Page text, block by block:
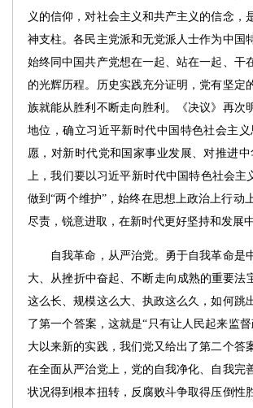
义的信仰，对社会主义和共产主义的信念
神支柱。各民主党派和无党派人士作为中国
始终同中国共产党想在一起、站在一起、干
的光辉历程。历史实践充分证明，党有坚定
族就能从胜利不断走向胜利。《决议》再次
地位，确立习近平新时代中国特色社会主
愿，对新时代党和国家事业发展、对推进
上，我们要以习近平新时代中国特色社会主
做到“两个维护”，始终在思想上政治上行
尽责，锐意进取，在新时代更好坚持和发展
自我革命，从严治党。勇于自我革命是
大、从挫折中奋起、不断走向成熟的重要法
这么长、规模这么大、执政这么久，如何跳
了第一个答案，这就是“只有让人民起来监
大以来新的实践，我们党又给出了第二个答
在全面从严治党上，党的自我净化、自我完
状况得到根本扭转，反腐败斗争取得压倒性